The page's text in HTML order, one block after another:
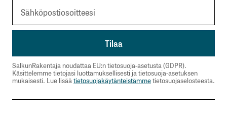
SalkunRakentaja noudattaa EU:n tietosuoja-asetusta (GDPR).
Käsittelemme tietojasi luottamuksellisesti ja tietosuoja-asetuksen
mukaisesti. Lue lisää tietosuojakäytänteistämmetietosuojaselosteesta.